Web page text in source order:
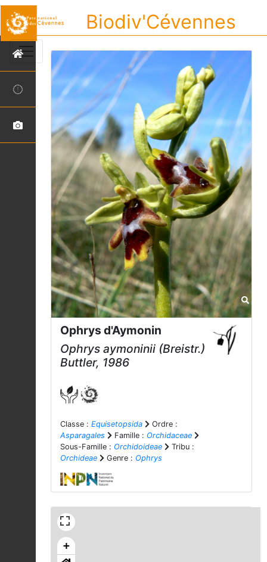
Biodiv'Cévennes
Ophrys d'Aymonin
Ophrys aymoninii (Breistr.)
Buttler, 1986
Classe : Equisetopsida
Ordre :
Asparagales
Famille : Orchidaceae
Sous-Famille : Orchidoideae
Tribu :
Orchideae
Genre : Ophrys
+